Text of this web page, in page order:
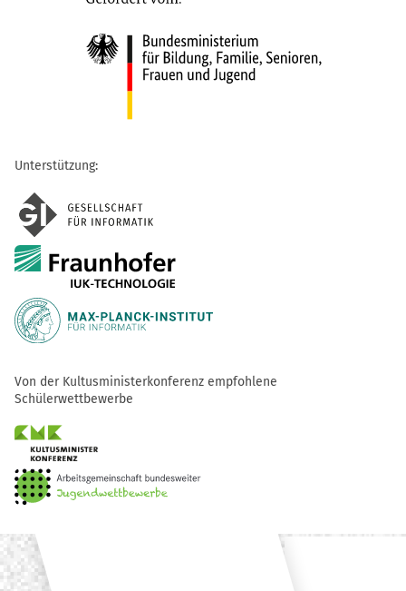
Unterstützung:
Von der Kultusministerkonferenz empfohlene
Schülerwettbewerbe